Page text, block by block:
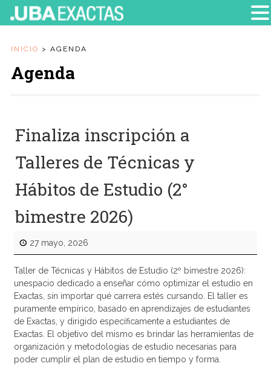
INICIO > AGENDA
Agenda
Finaliza inscripción a
Talleres de Técnicas y
Hábitos de Estudio (2°
bimestre 2026)
27 mayo, 2026
Taller de Técnicas y Hábitos de Estudio (2º bimestre 2026):
unespacio dedicado a enseñar cómo optimizar el estudio en
Exactas, sin importar qué carrera estés cursando. El taller es
puramente empírico, basado en aprendizajes de estudiantes
de Exactas, y dirigido específicamente a estudiantes de
Exactas. El objetivo del mismo es brindar las herramientas de
organización y metodologías de estudio necesarias para
poder cumplir el plan de estudio en tiempo y forma.